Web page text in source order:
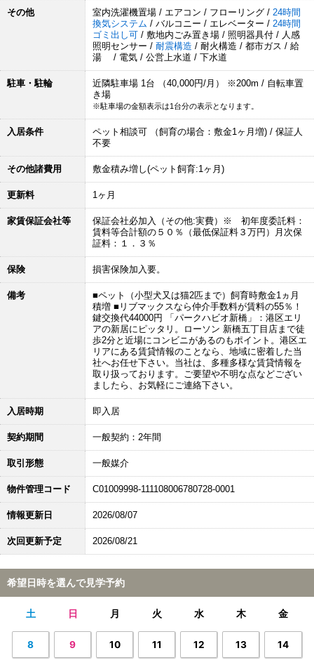
その他 室内洗濯機置場 / エアコン / フローリング / 24時間
換気システム / バルコニー / エレベーター / 24時間
ゴミ出し可 / 敷地内ごみ置き場 / 照明器具付 / 人感
照明センサー / 耐震構造 / 耐火構造 / 都市ガス / 給
湯 / 電気 / 公営上水道 / 下水道
駐車・駐輪
近隣駐車場 1台 （40,000円/月） ※200m / 自転車置
き場
※駐車場の金額表示は1台分の表示となります。
入居条件
ペット相談可 （飼育の場合：敷金1ヶ月増) / 保証人
不要
その他諸費用 敷金積み増し(ペット飼育:1ヶ月)
更新料 1ヶ月
家賃保証会社等
保証会社必加入（その他:実費）※ 初年度委託料：
賃料等合計額の５０％（最低保証料３万円）月次保
証料：１．３％
保険 損害保険加入要。
備考
■ペット（小型犬又は猫2匹まで）飼育時敷金1ヵ月
積増 ■リブマックスなら仲介手数料が賃料の55％！
鍵交換代44000円 「パークハビオ新橋」：港区エリ
アの新居にピッタリ。ローソン 新橋五丁目店まで徒
歩2分と近場にコンビニがあるのもポイント。港区エ
リアにある賃貸情報のことなら、地域に密着した当
社へお任せ下さい。当社は、多種多様な賃貸情報を
取り扱っております。ご要望や不明な点などござい
ましたら、お気軽にご連絡下さい。
入居時期 即入居
契約期間 一般契約：2年間
取引形態 一般媒介
物件管理コード C01009998-111108006780728-0001
情報更新日 2026/08/07
次回更新予定 2026/08/21
希望日時を選んで見学予約
土 日 月 火 水 木 金
8 9 10 11 12 13 14